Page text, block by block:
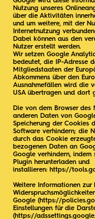
Nutzung unseres
über die Aktivitäten
und um weitere, mit der
Internetnutzung
Dabei können aus den
Nutzer erstellt werden.
Wir setzen Google
bedeutet, die IP-Adresse
Mitgliedstaaten der
Abkommens über den
Ausnahmefällen wird die
USA übertragen und dort
Die von dem Browser
anderen Daten von
Speicherung der Cookies
Software verhindern; die
durch das Cookie
bezogenen Daten an
Google verhindern,
Plugin herunterladen und
installieren: https://
Weitere Informationen zur
Google (https://
Einstellungen für die
(https://